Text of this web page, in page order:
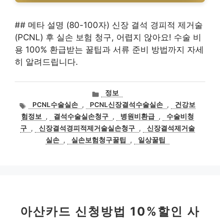
## 메타 설명 (80-100자) 신장 결석 경피적 제거술
(PCNL) 후 실손 보험 청구, 어렵지 않아요! 수술 비
용 100% 환급받는 꿀팁과 서류 준비 방법까지 자세
히 알려드립니다.
카
테
고
리
정보
태
그
PCNL수술실손 , PCNL신장결석수술실손 ,
건강보
험정보
, 결석수술실손청구 , 병원비환급 ,
수술비청
구 , 신장결석경피적제거술실손청구 ,
신장결석제거술
실손 , 실손보험청구꿀팁 , 일상꿀팁
아산카드 신청방법 10%할인 사